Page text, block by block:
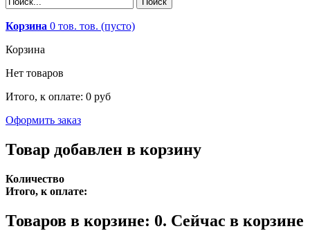
Корзина 0 тов. тов. (пусто)
Корзина
Нет товаров
Итого, к оплате: 0 руб
Оформить заказ
Товар добавлен в корзину
Количество
Итого, к оплате:
Товаров в корзине: 0. Сейчас в корзине